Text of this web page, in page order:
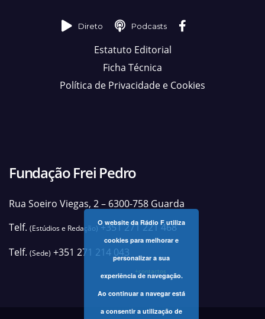
Direto Podcasts
Estatuto Editorial
Ficha Técnica
Política de Privacidade e Cookies
Fundação Frei Pedro
Rua Soeiro Viegas, 2 – 6300-758 Guarda
Telf. (Estúdios e Redação)+351 271 221 468
Telf. (Sede) +351 271 214 043
+contactos
O website da Rádio F utiliza
cookies para melhorar e
personalizar a sua
experiência de navegação.
Ao continuar a navegar está
a consentir a utilização de